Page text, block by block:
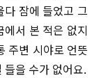
다 잠에 들었고 그
서 본 적은 없지
주변 시야로 언뜻
을 수가 없어요.